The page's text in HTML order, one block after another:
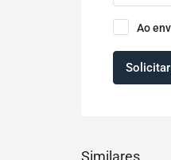
Ao
Similares